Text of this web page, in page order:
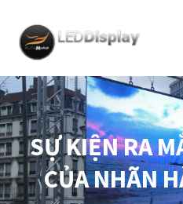
SỰ KIỆN RA
CỦA NHÃN